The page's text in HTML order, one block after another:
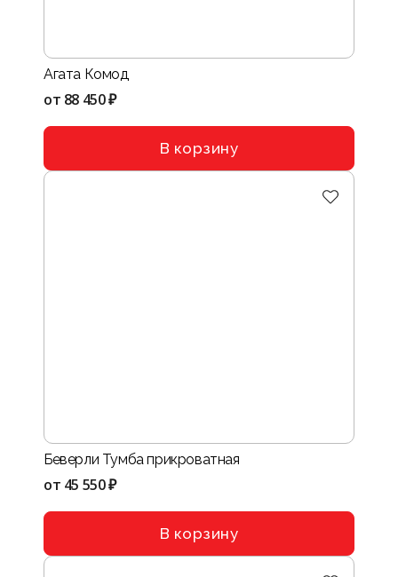
Агата Комод
от 88 450 ₽
В корзину
Беверли Тумба прикроватная
от 45 550 ₽
В корзину